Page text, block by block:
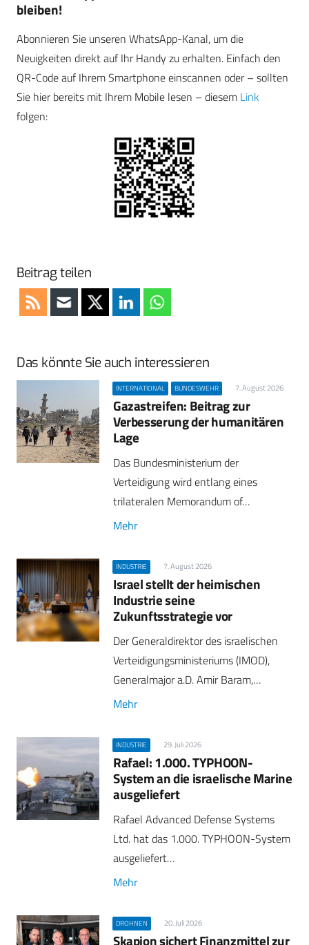
bleiben!
Abonnieren Sie unseren WhatsApp-Kanal, um die
Neuigkeiten direkt auf Ihr Handy zu erhalten. Einfach den
QR-Code auf Ihrem Smartphone einscannen oder – sollten
Sie hier bereits mit Ihrem Mobile lesen – diesem Link
folgen:
Beitrag teilen
Das könnte Sie auch interessieren
INTERNATIONAL BUNDESWEHR 7. August 2026
Gazastreifen: Beitrag zur
Verbesserung der humanitären
Lage
Das Bundesministerium der
Verteidigung wird entlang eines
trilateralen Memorandum of…
Mehr
INDUSTRIE 7. August 2026
Israel stellt der heimischen
Industrie seine
Zukunftsstrategie vor
Der Generaldirektor des israelischen
Verteidigungsministeriums (IMOD),
Generalmajor a.D. Amir Baram,…
Mehr
INDUSTRIE 29. Juli 2026
Rafael: 1.000. TYPHOON-
System an die israelische Marine
ausgeliefert
Rafael Advanced Defense Systems
Ltd. hat das 1.000. TYPHOON-System
ausgeliefert…
Mehr
DROHNEN 20. Juli 2026
Skapion sichert Finanzmittel zur